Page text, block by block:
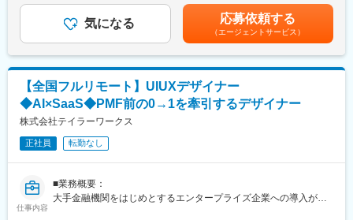
◎エコシステム規模のデザインシステムを改善・運用できるチャ
ンス
◎JR西日本グループという大組織と対等に向き合い、デザインの
力で事業の方向性に影響を与えられる環境
◎鉄道・交通・決済・リテールにまたがる多様なドメインで設計
力を磨ける機会
変更の範囲：会社の定める業務
・生成AI／LLMを組み込んだWebアプリケーション開発
・クラウドプラットフォーム（AWS／Google Cloud／Azure）で
・CI/CD、自動テストの設計・実装
■開発環境：
【開発言語・ライブラリ・フレームワーク】
Python（FastAPI）／TypeScript（React）／Ruby（Ruby on
Rails, Hotwire）
その他、プロジェクトに応じて柔軟に選定
【インフラ・クラウド環境】
クラウド：AWS／GCP／Azure
インフラ管理：Docker／Terraform
金はあくまでも目安の金額であり、選考を通じて上下する可能性
があります。月給(月額)は固定手当を含めた表記です。
気になる 応募依頼する
（エージェントサービス）
【全国フルリモート】UIUXデザイナー
◆AI×SaaS◆PMF前の0→1を牽引するデザイナー
株式会社テイラーワークス
正社員 転勤なし
仕事内容
■業務概要：
大手金融機関をはじめとするエンタープライズ企業への導入が進